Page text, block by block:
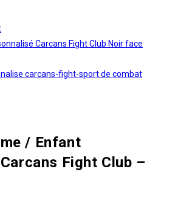
/ Enfant
Fight Club –